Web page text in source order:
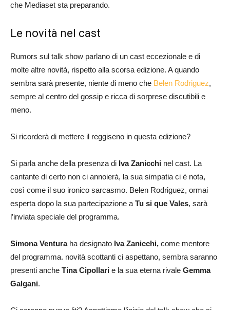
che Mediaset sta preparando.
Le novità nel cast
Rumors sul talk show parlano di un cast eccezionale e di
molte altre novità, rispetto alla scorsa edizione. A quando
sembra sarà presente, niente di meno che Belen Rodriguez,
sempre al centro del gossip e ricca di sorprese discutibili e
meno.
Si ricorderà di mettere il reggiseno in questa edizione?
Si parla anche della presenza di Iva Zanicchi nel cast. La
cantante di certo non ci annoierà, la sua simpatia ci è nota,
così come il suo ironico sarcasmo. Belen Rodriguez, ormai
esperta dopo la sua partecipazione a Tu si que Vales, sarà
l’inviata speciale del programma.
Simona Venturaha designato Iva Zanicchi, come mentore
del programma. novità scottanti ci aspettano, sembra saranno
presenti anche Tina Cipollari e la sua eterna rivale Gemma
Galgani.